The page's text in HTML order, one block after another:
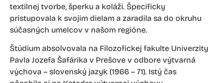
textilnej tvorbe, šperku a koláži. Špecificky
pristupovala k svojim dielam a zaradila sa do okruhu
súčasných umelcov v našom regióne.
Štúdium absolvovala na Filozofickej fakulte Univerzity
Pavla Jozefa Šafárika v Prešove v odbore výtvarná
výchova – slovenský jazyk (1966 – 71). Istý čas